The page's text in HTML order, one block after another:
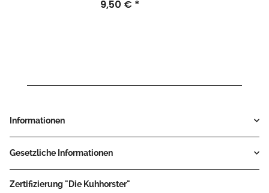
9,50 € *
Informationen
Gesetzliche Informationen
Zertifizierung "Die Kuhhorster"